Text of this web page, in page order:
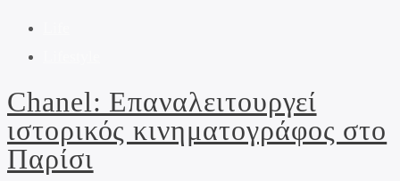
Chanel: Επαναλειτουργεί
ιστορικός κινηματογράφος στο
Παρίσι